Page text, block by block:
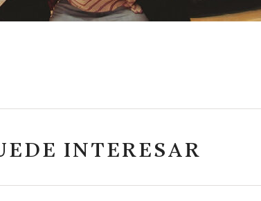
INTERESAR